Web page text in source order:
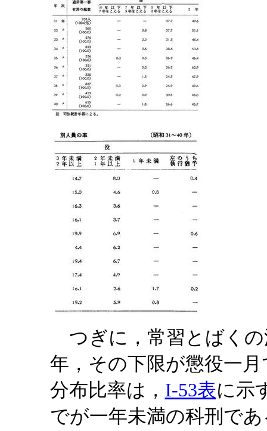
つぎに，常習とばくの
年，その下限が懲役一
分布比率は， I-53表に示
でが一年未満の科刑で